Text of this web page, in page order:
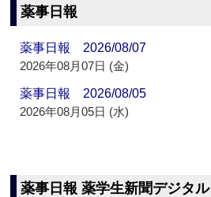
薬事日報
薬事日報 2026/08/07
2026年08月07日 (金)
薬事日報 2026/08/05
2026年08月05日 (水)
薬事日報 薬学生新聞デジタル